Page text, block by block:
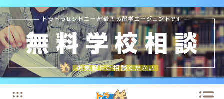
メインコンテンツへスキップ